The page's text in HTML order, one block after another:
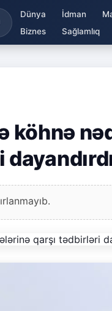
Dünya İdman
Biznes
Sağlamlıq
köhnə